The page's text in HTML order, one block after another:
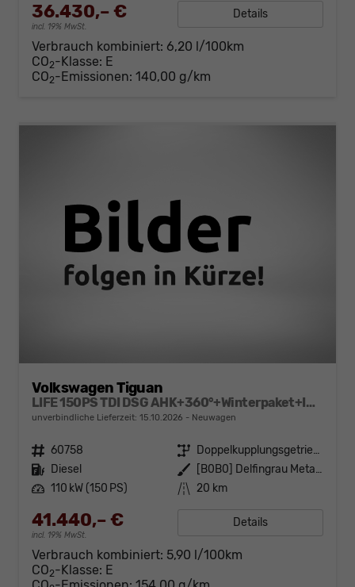
36.430,– €
incl. 19% MwSt.
Details
Verbrauch kombiniert: 6,20 l/100km
CO2-Klasse: E
CO2-Emissionen: 140,00 g/km
Volkswagen Tiguan
LIFE 150PS TDI DSG AHK+360°+Winterpaket+IQ.Drive+Alarm+ACC+App-Connect
unverbindliche Lieferzeit: 15.10.2026 Neuwagen
Fahrzeugnr. 60758 Getriebe
Doppelkupplungsgetriebe (DSG)
Kraftstoff Diesel Außenfarbe
[B0B0] Delfingrau Metallic
Leistung 110 kW (150 PS) Kilometerstand 20 km
41.440,– €
incl. 19% MwSt.
Details
Verbrauch kombiniert: 5,90 l/100km
CO2-Klasse: E